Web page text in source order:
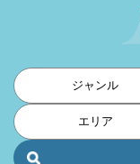
読
他
ペ
ジャンル
エリア